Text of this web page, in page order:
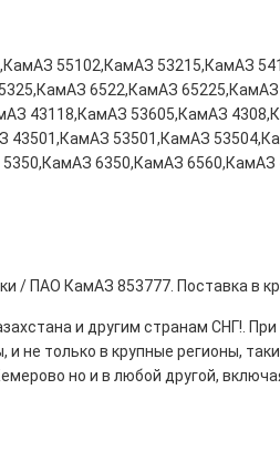
55102,КамАЗ 53215,КамАЗ
6522,КамАЗ
43118,КамАЗ 53605,КамАЗ
43501,КамАЗ 53501,КамАЗ
6350,КамАЗ 6560,КамАЗ
/ ПАО КамАЗ 853777. Поставка в
и другим странам СНГ!.
не только в крупные регионы,
но и в любой другой,